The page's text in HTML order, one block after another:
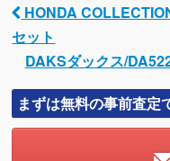
Post
HONDA
セット
DAKSダックス/
まずは無料の事前査定